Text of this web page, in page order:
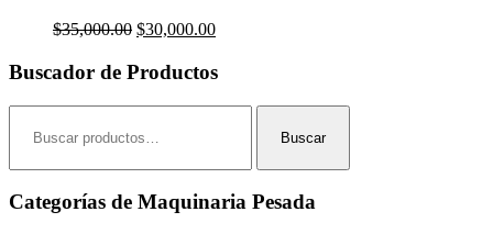
$35,000.00 El
original
$35,000.00.
$30,000.00El
actual
$30,000.00.
Buscador de Productos
por:
Buscar
Categorías de Maquinaria Pesada